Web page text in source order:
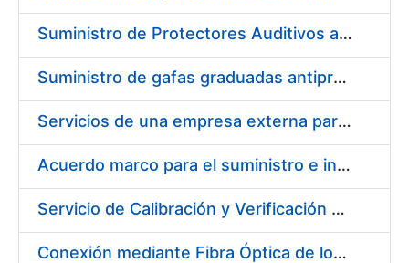
Suministro de Protectores Auditivos a medida para las personas trabajadoras de los Centros de Trabajo de Madrid y Burgos
Suministro de gafas graduadas antiproyecciones para los trabajadores de la FNMT-RCM en los centros de trabajo de Madrid y Burgos
Servicios de una empresa externa para el asesoramiento y resolución de los recursos de alzada que se presentan relacionados con procesos de selección para la FNMT-RCM
Acuerdo marco para el suministro e instalación de persianas, estores y otros complementos
Servicio de Calibración y Verificación Externa de los Equipos de Medición del Servicio de Prevención de la FNMT-RCM
Conexión mediante Fibra Óptica de los Centros de Proceso de Datos (CPDs) de las sedes de la FNMT-RCM de Burgos y Madrid